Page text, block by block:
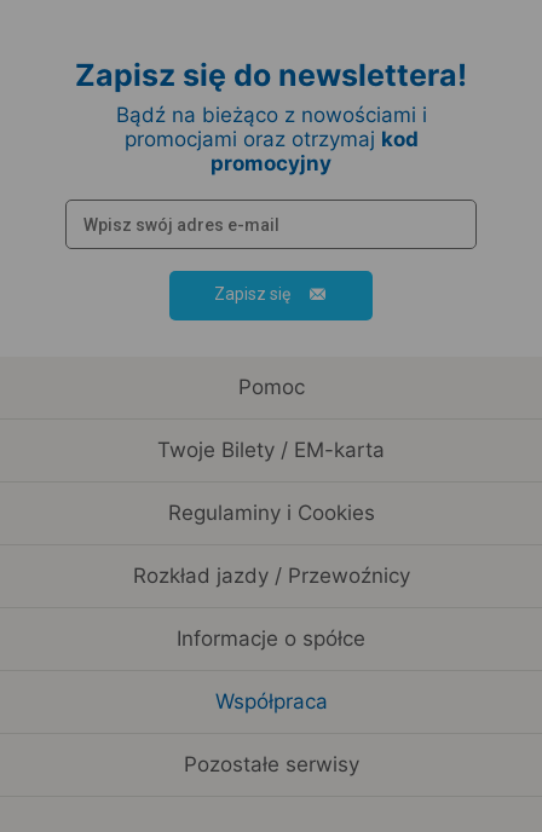
Zapisz się do newslettera!
Bądź na bieżąco z nowościami i
promocjami oraz otrzymaj kod
promocyjny
Zapisz się
Pomoc
Twoje Bilety / EM-karta
Regulaminy i Cookies
Rozkład jazdy / Przewoźnicy
Informacje o spółce
Współpraca
Pozostałe serwisy